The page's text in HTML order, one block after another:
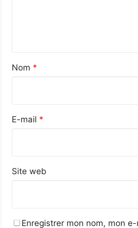
Nom *
E-mail *
Site web
Enregistrer mon nom, mon